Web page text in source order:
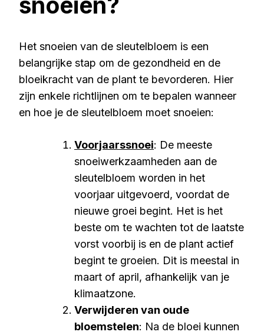
Het snoeien van de sleutelbloem is een
belangrijke stap om de gezondheid en de
bloeikracht van de plant te bevorderen. Hier
zijn enkele richtlijnen om te bepalen wanneer
en hoe je de sleutelbloem moet snoeien:
Voorjaarssnoei: De meeste
snoeiwerkzaamheden aan de
sleutelbloem worden in het
voorjaar uitgevoerd, voordat de
nieuwe groei begint. Het is het
beste om te wachten tot de laatste
vorst voorbij is en de plant actief
begint te groeien. Dit is meestal in
maart of april, afhankelijk van je
klimaatzone.
Verwijderen van oude
bloemstelen: Na de bloei kunnen